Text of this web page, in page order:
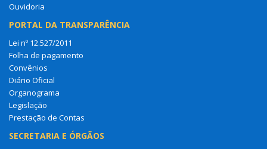
Ouvidoria
PORTAL DA TRANSPARÊNCIA
Lei nº 12.527/2011
Folha de pagamento
Convênios
Diário Oficial
Organograma
Legislação
Prestação de Contas
SECRETARIA E ÓRGÃOS